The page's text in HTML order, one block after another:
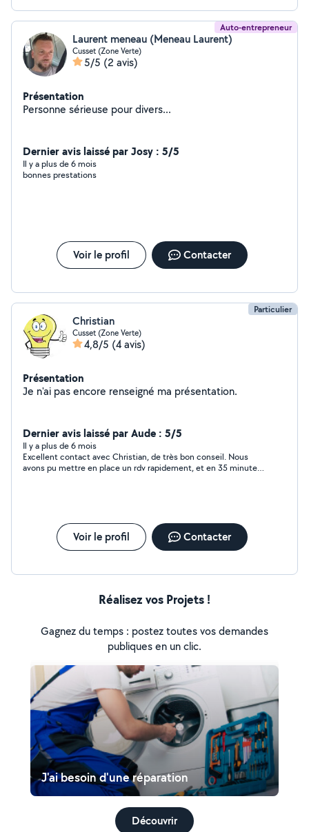
Auto-entrepreneur
Laurent meneau (Meneau Laurent)
Cusset (Zone Verte)
5/5 (2 avis)
Présentation
Personne sérieuse pour divers...
Dernier avis laissé par Josy : 5/5
Il y a plus de 6 mois
bonnes prestations
Voir le profil Contacter
Particulier
Christian
Cusset (Zone Verte)
4,8/5 (4 avis)
Présentation
Je n'ai pas encore renseigné ma présentation.
Dernier avis laissé par Aude : 5/5
Il y a plus de 6 mois
Excellent contact avec Christian, de très bon conseil. Nous
avons pu mettre en place un rdv rapidement, et en 35 minutes,
Voir le profil Contacter
Réalisez vos Projets !
Gagnez du temps : postez toutes vos demandes
publiques en un clic.
J'ai besoin d'une réparation
Découvrir